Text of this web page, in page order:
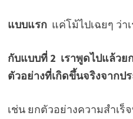
แบบแรกแค่โม้ไปเฉยๆ ว่า
กับแบบที่ 2 เราพูดไปแล้วย
ตัวอย่างที่เกิดขึ้นจริงจากป
เช่น ยกตัวอย่างความสำเ